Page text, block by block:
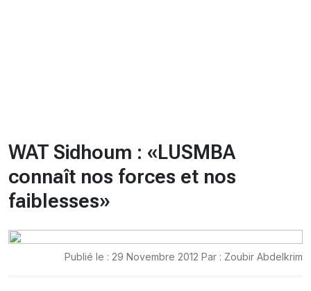
WAT Sidhoum : «LUSMBA
connaît nos forces et nos
faiblesses»
Publié le : 29 Novembre 2012 Par : Zoubir Abdelkrim